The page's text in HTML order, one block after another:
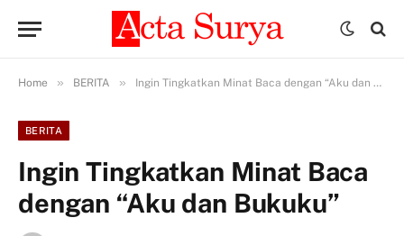
Home » BERITA » Ingin Tingkatkan Minat Baca dengan “Aku dan Bukuku”
BERITA
Ingin Tingkatkan Minat Baca
dengan “Aku dan Bukuku”